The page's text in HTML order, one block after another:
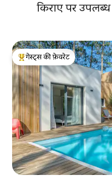
किराए पर
गेस्ट्स का टॉप फ़ेवरेट
गेस्ट्स की फ़ेवरेट